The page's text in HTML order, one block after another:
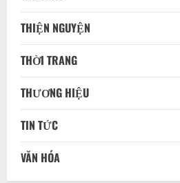
THIỆN NGUYỆN
THỜI TRANG
THƯƠNG HIỆU
TIN TỨC
VĂN HÓA